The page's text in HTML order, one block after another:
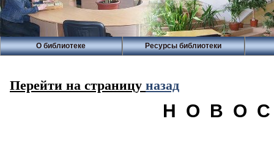
О библиотеке Ресурсы библиотеки
Перейти на страницу назад
Н О В О